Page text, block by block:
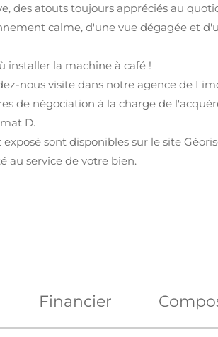
des atouts toujours appréciés au
calme, d'une vue dégagée et
installer la machine à café !
nous visite dans notre agence de
de négociation à la charge de
D.
sont disponibles sur le site
au service de votre bien.
Financier